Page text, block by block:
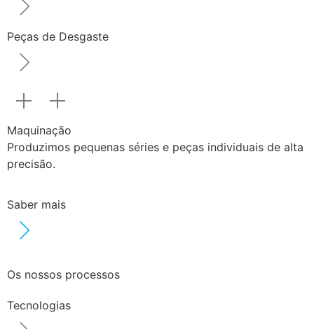
Peças de Desgaste
Maquinação
Produzimos pequenas séries e peças individuais de alta
precisão.
Saber mais
Os nossos processos
Tecnologias